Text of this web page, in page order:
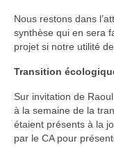
Nous restons dans
synthèse qui en sera
projet si notre utilité
Transition
Sur invitation de
à la semaine de la
étaient présents à la
par le CA pour